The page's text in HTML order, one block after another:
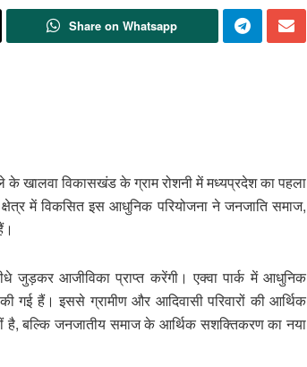
Share on Whatsapp
के खालवा विकासखंड के ग्राम रोशनी में मध्यप्रदेश का पहला
में विकसित इस आधुनिक परियोजना ने जनजाति समाज,
जुड़कर आजीविका प्राप्त करेंगी। एक्वा पार्क में आधुनिक
गई हैं। इससे ग्रामीण और आदिवासी परिवारों की आर्थिक
है, बल्कि जनजातीय समाज के आर्थिक सशक्तिकरण का नया